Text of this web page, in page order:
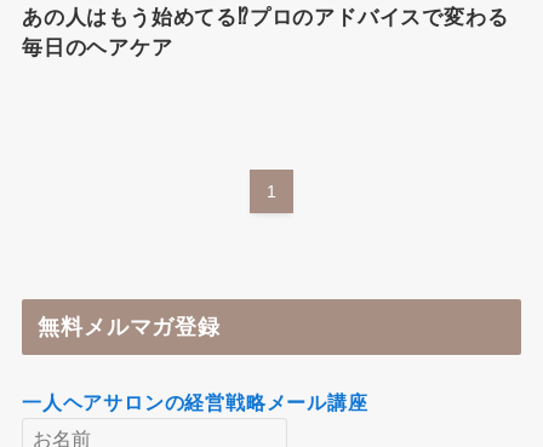
あの人はもう始めてる⁉︎プロのアドバイスで変わる
毎日のヘアケア
1
無料メルマガ登録
一人ヘアサロンの経営戦略メール講座